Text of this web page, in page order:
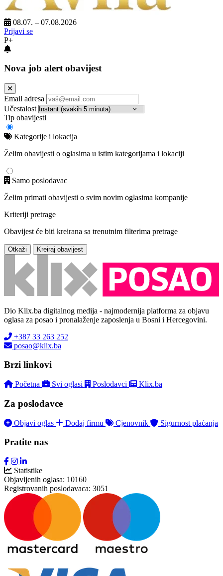
08.07. – 07.08.2026
Prijavi se
P+
Nova job alert obavijest
Email adresa
Učestalost
Tip obavijesti
Kategorije i lokacija
Želim obavijesti o oglasima u istim kategorijama i lokaciji
Samo poslodavac
Želim primati obavijesti o svim novim oglasima kompanije
Kriteriji pretrage
Obavijest će biti kreirana sa trenutnim filterima pretrage
Otkaži Kreiraj obavijest
Dio Klix.ba digitalnog medija - najmodernija platforma za objavu
oglasa za posao i pronalaženje zaposlenja u Bosni i Hercegovini.
+387 33 263 252
posao@klix.ba
Brzi linkovi
Početna Svi oglasi Poslodavci Klix.ba
Za poslodavce
Objavi oglas Dodaj firmu Cjenovnik Sigurnost plaćanja
Pratite nas
Statistike
Objavljenih oglasa: 10160
Registrovanih poslodavaca: 3051